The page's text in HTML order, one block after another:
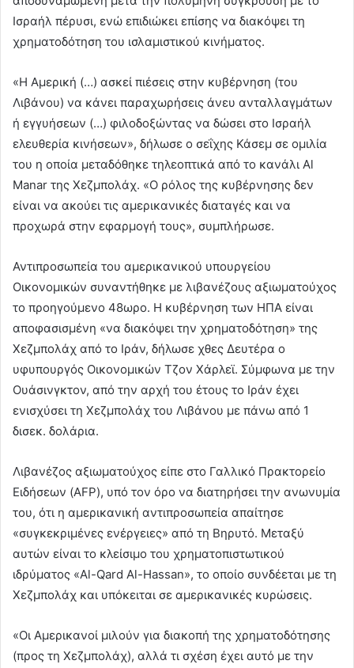
Ισραήλ πέρυσι, ενώ επιδιώκει επίσης να διακόψει τη
χρηματοδότηση του ισλαμιστικού κινήματος.
«Η Αμερική (…) ασκεί πιέσεις στην κυβέρνηση (του
Λιβάνου) να κάνει παραχωρήσεις άνευ ανταλλαγμάτων
ή εγγυήσεων (…) φιλοδοξώντας να δώσει στο Ισραήλ
ελευθερία κινήσεων», δήλωσε ο σεΐχης Κάσεμ σε ομιλία
του η οποία μεταδόθηκε τηλεοπτικά από το κανάλι Al
Manar της Χεζμπολάχ. «Ο ρόλος της κυβέρνησης δεν
είναι να ακούει τις αμερικανικές διαταγές και να
προχωρά στην εφαρμογή τους», συμπλήρωσε.
Αντιπροσωπεία του αμερικανικού υπουργείου
Οικονομικών συναντήθηκε με λιβανέζους αξιωματούχος
το προηγούμενο 48ωρο. Η κυβέρνηση των ΗΠΑ είναι
αποφασισμένη «να διακόψει την χρηματοδότηση» της
Χεζμπολάχ από το Ιράν, δήλωσε χθες Δευτέρα ο
υφυπουργός Οικονομικών Τζον Χάρλεϊ. Σύμφωνα με την
Ουάσινγκτον, από την αρχή του έτους το Ιράν έχει
ενισχύσει τη Χεζμπολάχ του Λιβάνου με πάνω από 1
δισεκ. δολάρια.
Λιβανέζος αξιωματούχος είπε στο Γαλλικό Πρακτορείο
Ειδήσεων (AFP), υπό τον όρο να διατηρήσει την ανωνυμία
του, ότι η αμερικανική αντιπροσωπεία απαίτησε
«συγκεκριμένες ενέργειες» από τη Βηρυτό. Μεταξύ
αυτών είναι το κλείσιμο του χρηματοπιστωτικού
ιδρύματος «Al-Qard Al-Hassan», το οποίο συνδέεται με τη
Χεζμπολάχ και υπόκειται σε αμερικανικές κυρώσεις.
«Οι Αμερικανοί μιλούν για διακοπή της χρηματοδότησης
(προς τη Χεζμπολάχ), αλλά τι σχέση έχει αυτό με την